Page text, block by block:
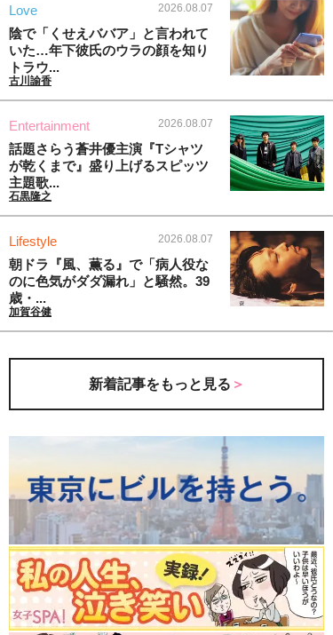
Love 2026.08.07
陰で「くせえババア」と言われて
いた…年下彼氏のウラの顔を知り
トラウ...
古川諭香
Entertainment 2026.08.07
話題さらう蒼井優主演『Tシャツ
が乾くまで』盛り上げるスピッツ
主題歌...
石黒隆之
Lifestyle 2026.08.07
朝ドラ『風、薫る』で「病人役な
のに色気がダダ漏れ」と騒然。39
歳・...
加賀谷健
新着記事をもっと見る